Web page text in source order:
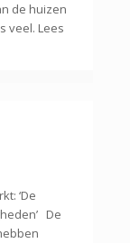
de huizen
veel. Lees
‘De
De